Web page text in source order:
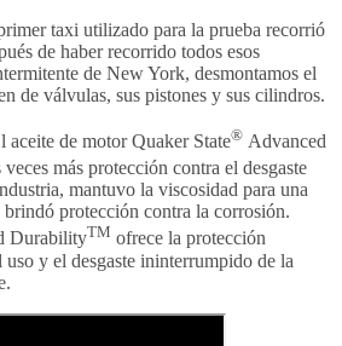
taxi utilizado para la prueba recorrió
de haber recorrido todos esos
de New York, desmontamos el
de válvulas, sus pistones y sus cilindros.
aceite de motor Quaker State® Advanced
más protección contra el desgaste
mantuvo la viscosidad para una
protección contra la corrosión.
DurabilityTM ofrece la protección
uso y el desgaste ininterrumpido de la